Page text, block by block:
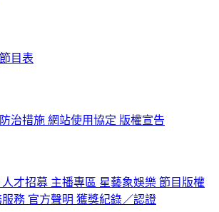
目表
治措施 網站使用協定 版權宣告
人才招募 主播專區 星藝象娛樂 節目版權
服務 官方聲明 獲獎紀錄／認證